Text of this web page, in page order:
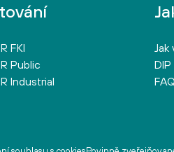
FKI
Public
Industrial
DIP